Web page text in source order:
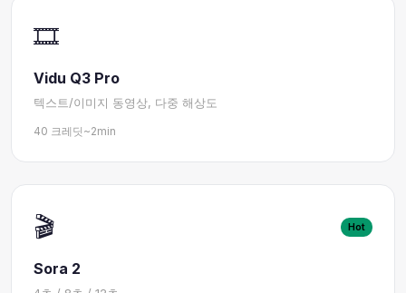
🎞️
Vidu Q3 Pro
텍스트/이미지 동영상, 다중 해상도
40 크레딧 ~2min
🎬 Hot
Sora 2